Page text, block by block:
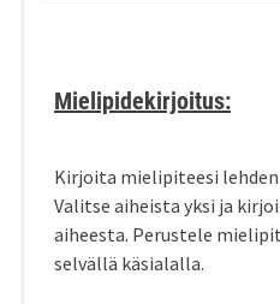
Mielipidekirjoitus:
Kirjoita mielipiteesi
Valitse aiheista yksi ja
aiheesta. Perustele
selvällä käsialalla.